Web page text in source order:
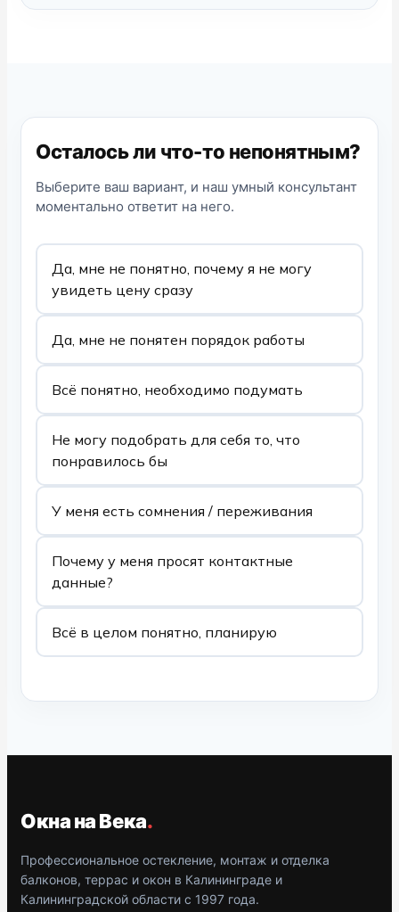
Осталось ли что-то непонятным?
Выберите ваш вариант, и наш умный консультант
моментально ответит на него.
Да, мне не понятно, почему я не могу
увидеть цену сразу
Да, мне не понятен порядок работы
Всё понятно, необходимо подумать
Не могу подобрать для себя то, что
понравилось бы
У меня есть сомнения / переживания
Почему у меня просят контактные
данные?
Всё в целом понятно, планирую
Окна на Века
Профессиональное остекление, монтаж и отделка
балконов, террас и окон в Калининграде и
Калининградской области с 1997 года.